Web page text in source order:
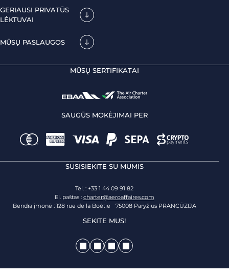
GERIAUSI PRIVATŪS
LĖKTUVAI
MŪSŲ PASLAUGOS
MŪSŲ SERTIFIKATAI
SAUGŪS MOKĖJIMAI PER
SUSISIEKITE SU MUMIS
Tel. : +33 1 44 09 91 82
El. paštas : charter@aeroaffaires.com
Bendra įmonė : 128 rue de la Boétie 75008 Paryžius PRANCŪZIJA
SEKITE MUS!